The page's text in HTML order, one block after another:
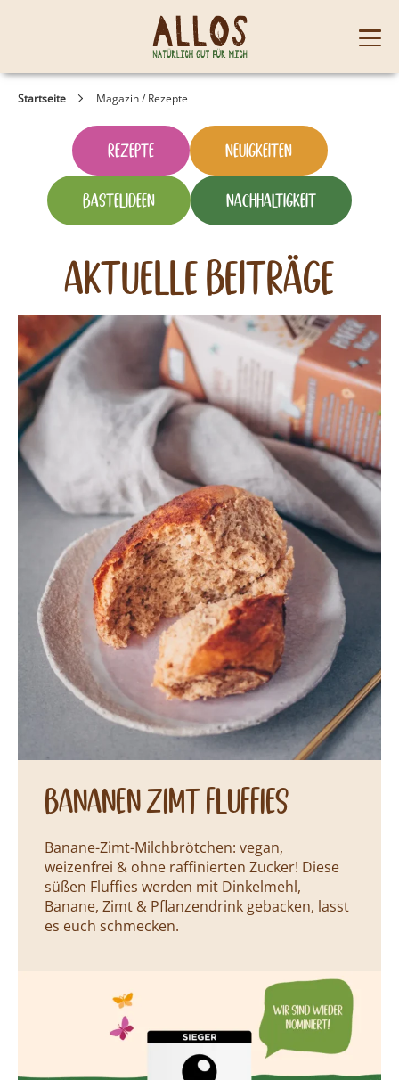
Skip to content
menu
Startseite Magazin / Rezepte
Rezepte Neuigkeiten
Bastelideen Nachhaltigkeit
Aktuelle Beiträge
Rezepte
bananen zimt fluffies
Banane-Zimt-Milchbrötchen: vegan,
weizenfrei & ohne raffinierten Zucker! Diese
süßen Fluffies werden mit Dinkelmehl,
Banane, Zimt & Pflanzendrink gebacken, lasst
es euch schmecken.
Neuigkeiten